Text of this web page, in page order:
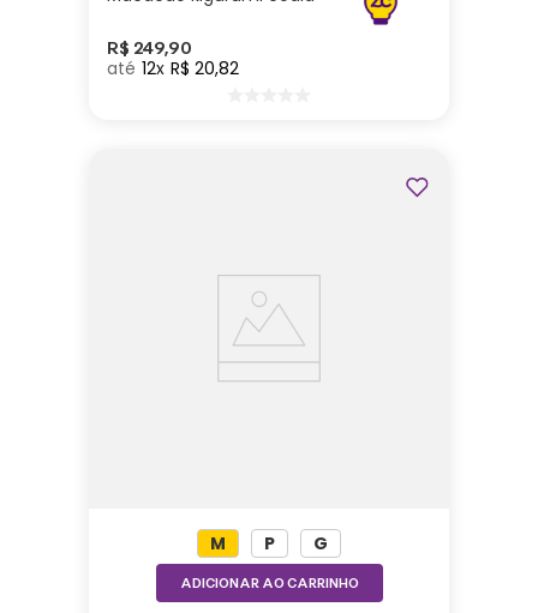
R$ 249,90
12 R$ 20,82
M P G
ADICIONAR AO CARRINHO